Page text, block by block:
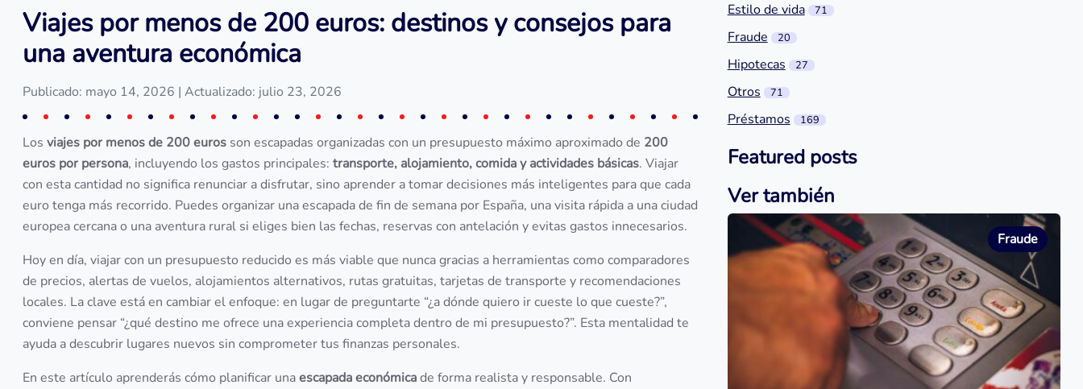
Viajes por menos de 200 euros: destinos y consejos para
una aventura económica
Publicado: mayo 14, 2026 | Actualizado: julio 23, 2026
Los viajes por menos de 200 euros son escapadas organizadas con un presupuesto máximo aproximado de 200
euros por persona, incluyendo los gastos principales: transporte, alojamiento, comida y actividades básicas. Viajar
con esta cantidad no significa renunciar a disfrutar, sino aprender a tomar decisiones más inteligentes para que cada
euro tenga más recorrido. Puedes organizar una escapada de fin de semana por España, una visita rápida a una ciudad
europea cercana o una aventura rural si eliges bien las fechas, reservas con antelación y evitas gastos innecesarios.
Hoy en día, viajar con un presupuesto reducido es más viable que nunca gracias a herramientas como comparadores
de precios, alertas de vuelos, alojamientos alternativos, rutas gratuitas, tarjetas de transporte y recomendaciones
locales. La clave está en cambiar el enfoque: en lugar de preguntarte “¿a dónde quiero ir cueste lo que cueste?”,
conviene pensar “¿qué destino me ofrece una experiencia completa dentro de mi presupuesto?”. Esta mentalidad te
ayuda a descubrir lugares nuevos sin comprometer tus finanzas personales.
En este artículo aprenderás cómo planificar unaescapada económicade forma realista y responsable. Con
Estilo de vida 71
Fraude 20
Hipotecas 27
Otros 71
Préstamos 169
Featured posts
Ver también
Fraude